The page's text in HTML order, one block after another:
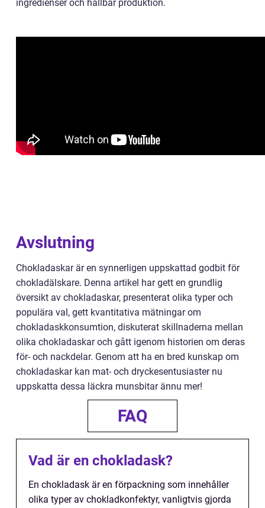
ingredienser och hållbar produktion.
Avslutning
Chokladaskar är en synnerligen uppskattad godbit för
chokladälskare. Denna artikel har gett en grundlig
översikt av chokladaskar, presenterat olika typer och
populära val, gett kvantitativa mätningar om
chokladaskkonsumtion, diskuterat skillnaderna mellan
olika chokladaskar och gått igenom historien om deras
för- och nackdelar. Genom att ha en bred kunskap om
chokladaskar kan mat- och dryckesentusiaster nu
uppskatta dessa läckra munsbitar ännu mer!
FAQ
Vad är en chokladask?
En chokladask är en förpackning som innehåller
olika typer av chokladkonfektyr, vanligtvis gjorda